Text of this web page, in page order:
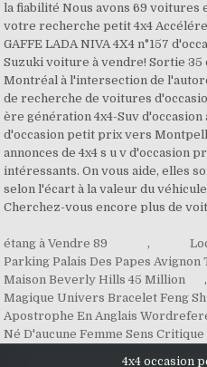
la fiabilité Nous avons 69 voitures
votre recherche petit 4x4
GAFFE LADA NIVA 4X4 n°157
Suzuki voiture à vendre! Sortie 35
Montréal à l'intersection de
de recherche de voitures
ère génération 4x4-Suv d'occasion
d'occasion petit prix vers
annonces de 4x4 s u v d'occasion
intéressants. On vous aide, elles
selon l'écart à la valeur du
Cherchez-vous encore plus de
étang à Vendre 89 ,
Parking Palais Des Papes Avignon
Maison Beverly Hills 45 Million
,
Magique Univers Bracelet Feng
Apostrophe En Anglais
Né D'aucune Femme Sens Critique
4x4 occasion